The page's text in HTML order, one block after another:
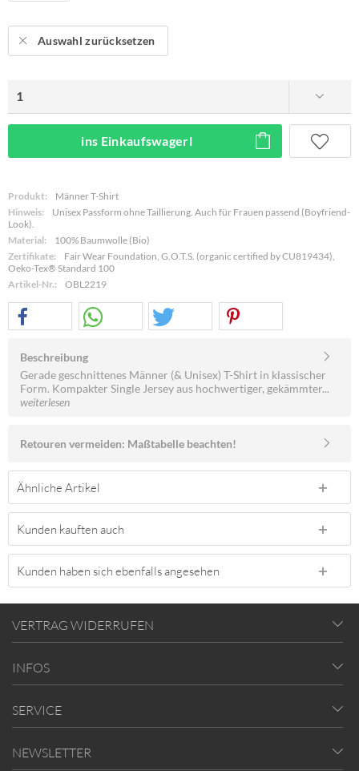
Auswahl zurücksetzen
ins Einkaufswagerl
Produkt:
Männer T-Shirt
Hinweis:
Unisex Passform ohne Taillierung. Auch für Frauen passend (Boyfriend-
Look).
Material:
100% Baumwolle (Bio)
Zertifikate:
Fair Wear Foundation, G.O.T.S. (organic certified by CU819434),
Oeko-Tex® Standard 100
Artikel-Nr.:
OBL2219
Beschreibung
Gerade geschnittenes Männer (& Unisex) T-Shirt in klassischer
Form. Kompakter Single Jersey aus hochwertiger, gekämmter...
weiterlesen
Retouren vermeiden: Maßtabelle beachten!
Ähnliche Artikel
Kunden kauften auch
Kunden haben sich ebenfalls angesehen
VERTRAG WIDERRUFEN
INFOS
SERVICE
NEWSLETTER